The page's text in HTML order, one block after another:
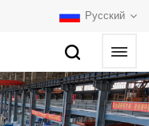
Русский